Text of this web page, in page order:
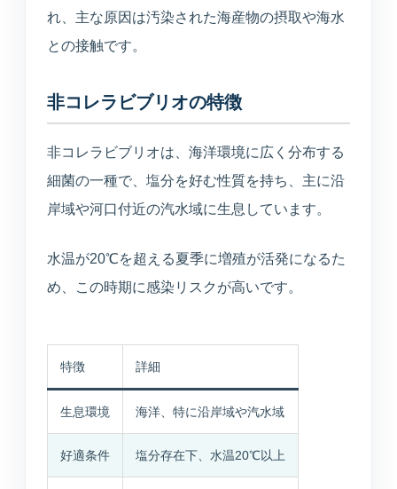
れ、主な原因は汚染された海産物の摂取や海水
との接触です。
非コレラビブリオの特徴
非コレラビブリオは、海洋環境に広く分布する
細菌の一種で、塩分を好む性質を持ち、主に沿
岸域や河口付近の汽水域に生息しています。
水温が20℃を超える夏季に増殖が活発になるた
め、この時期に感染リスクが高いです。
特徴 詳細
生息環境 海洋、特に沿岸域や汽水域
好適条件 塩分存在下、水温20℃以上